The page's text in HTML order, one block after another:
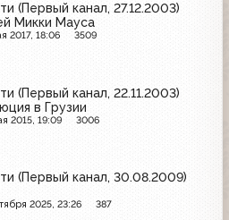
(Первый канал, 27.12.2003)
Микки Мауса
2017, 18:06 3509
(Первый канал, 22.11.2003)
в Грузии
2015, 19:09 3006
(Первый канал, 30.08.2009)
2025, 23:26 387